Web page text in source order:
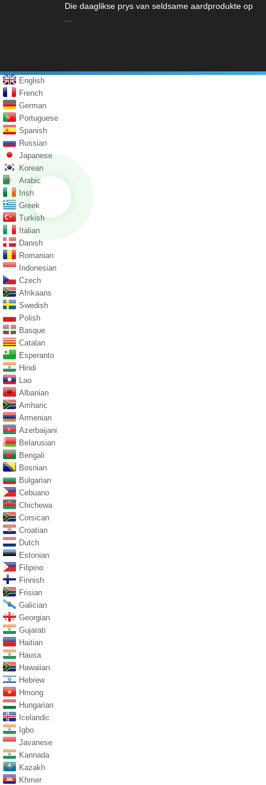
Die daaglikse prys van seldsame aardprodukte op
English
French
German
Portuguese
Spanish
Russian
Japanese
Korean
Arabic
Irish
Greek
Turkish
Italian
Danish
Romanian
Indonesian
Czech
Afrikaans
Swedish
Polish
Basque
Catalan
Esperanto
Hindi
Lao
Albanian
Amharic
Armenian
Azerbaijani
Belarusian
Bengali
Bosnian
Bulgarian
Cebuano
Chichewa
Corsican
Croatian
Dutch
Estonian
Filipino
Finnish
Frisian
Galician
Georgian
Gujarati
Haitian
Hausa
Hawaiian
Hebrew
Hmong
Hungarian
Icelandic
Igbo
Javanese
Kannada
Kazakh
Khmer